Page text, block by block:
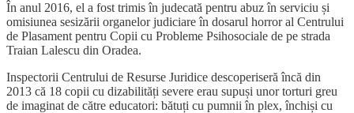
În anul 2016, el a fost trimis în judecată pentru abuz în serviciu și
omisiunea sesizării organelor judiciare în dosarul horror al Centrului
de Plasament pentru Copii cu Probleme Psihosociale de pe strada
Traian Lalescu din Oradea.
Inspectorii Centrului de Resurse Juridice descoperiseră încă din
2013 că 18 copii cu dizabilități severe erau supuși unor torturi greu
de imaginat de către educatori: bătuți cu pumnii în plex, închiși cu